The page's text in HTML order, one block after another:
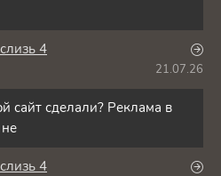
4
21.07.26
сайт сделали? Реклама в
4